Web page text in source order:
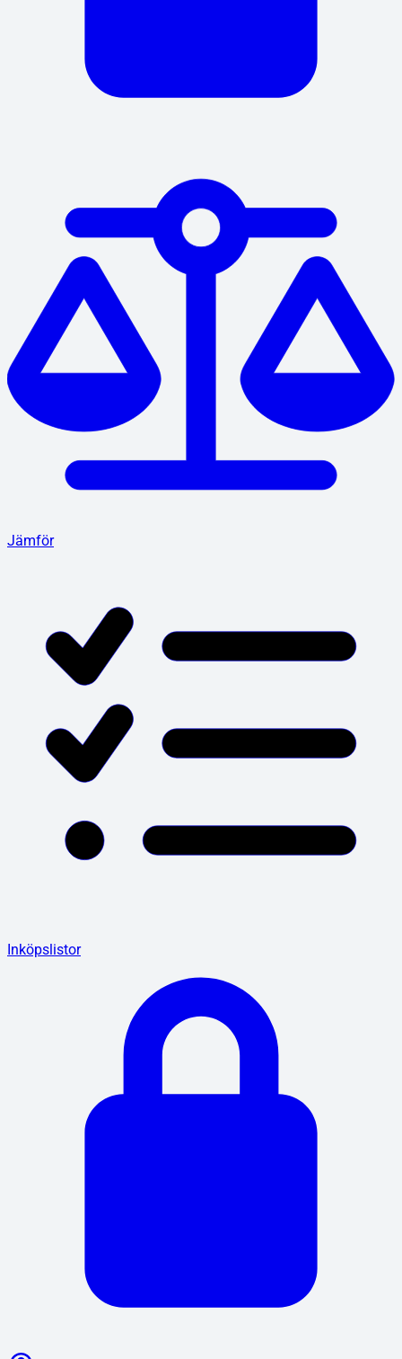
Jämför
Inköpslistor